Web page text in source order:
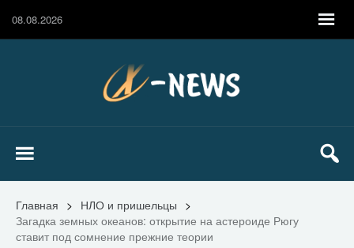
08.08.2026
Главная > НЛО и пришельцы >
Загадка земных океанов: открытие на астероиде Рюгу
ставит под сомнение прежние теории